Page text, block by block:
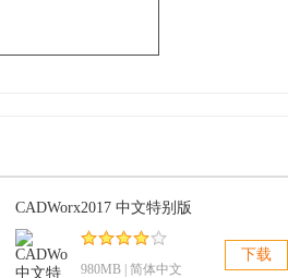
CADWorx2017 中文特别版
980MB | 简体中文
下载